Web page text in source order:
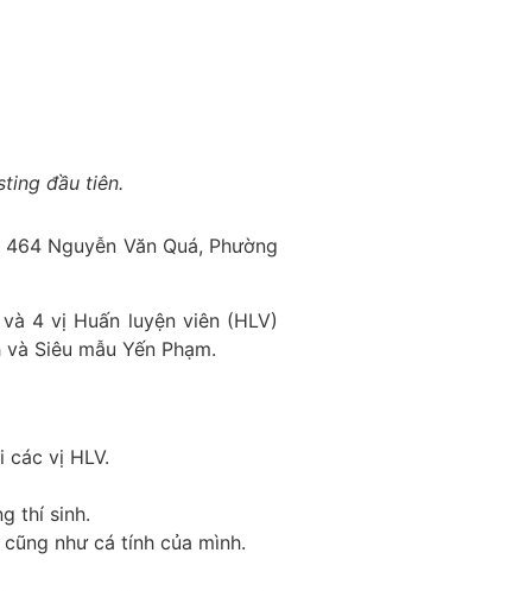
đầu tiên.
Nguyễn Văn Quá, Phường
4 vị Huấn luyện viên (HLV)
Siêu mẫu Yến Phạm.
vị HLV.
thí sinh.
như cá tính của mình.